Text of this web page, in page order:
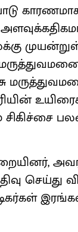
சிகிச்சை
செய்து